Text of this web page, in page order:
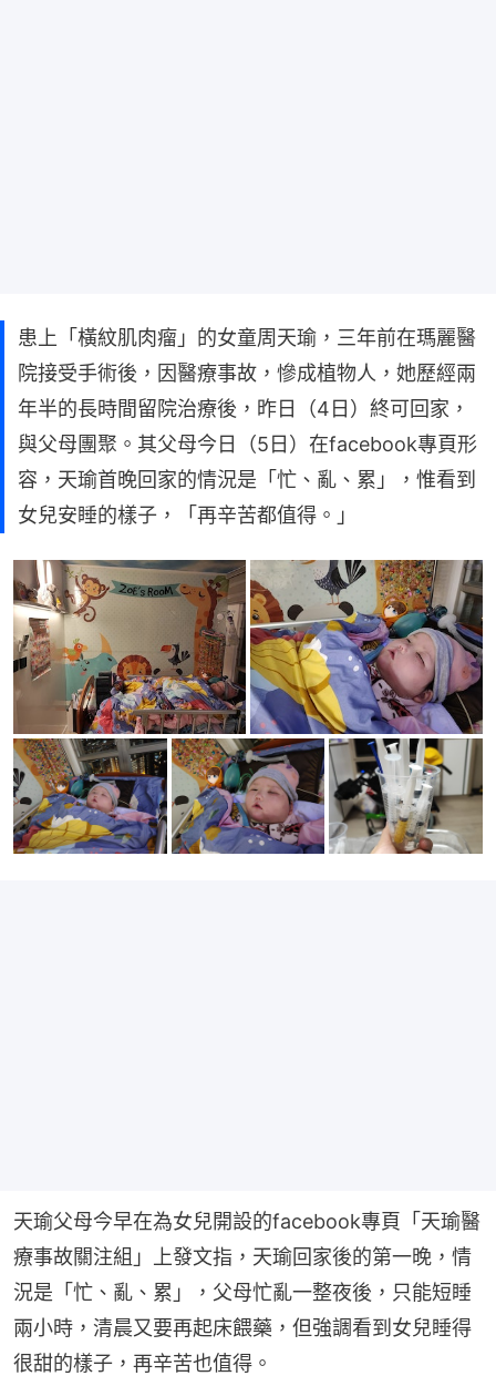
患上「橫紋肌肉瘤」的女童周天瑜，三年前在瑪麗醫
院接受手術後，因醫療事故，慘成植物人，她歷經兩
年半的長時間留院治療後，昨日（4日）終可回家，
與父母團聚。其父母今日（5日）在facebook專頁形
容，天瑜首晚回家的情況是「忙、亂、累」，惟看到
女兒安睡的樣子，「再辛苦都值得。」
天瑜父母今早在為女兒開設的facebook專頁「天瑜醫
療事故關注組」上發文指，天瑜回家後的第一晚，情
況是「忙、亂、累」，父母忙亂一整夜後，只能短睡
兩小時，清晨又要再起床餵藥，但強調看到女兒睡得
很甜的樣子，再辛苦也值得。